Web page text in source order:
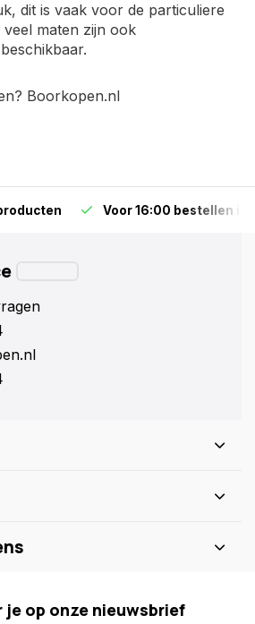
dit is vaak voor de particuliere
veel maten zijn ook
Boorkopen.nl
Voor 16:00 bestellen is
je op onze nieuwsbrief